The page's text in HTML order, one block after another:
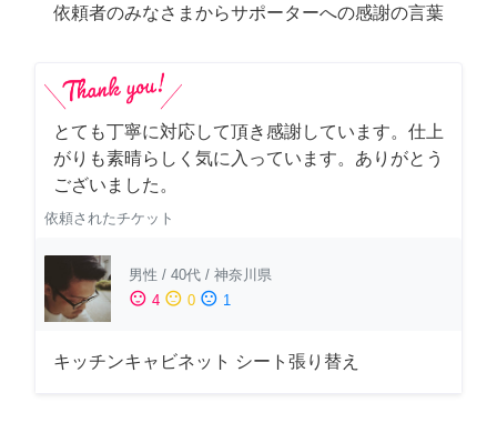
依頼者のみなさまからサポーターへの感謝の言葉
とても丁寧に対応して頂き感謝しています。仕上
がりも素晴らしく気に入っています。ありがとう
ございました。
依頼されたチケット
男性 / 40代 / 神奈川県
sentiment_satisfied 4 sentiment_neutral 0 sentiment_dissatisfied 1
キッチンキャビネット シート張り替え